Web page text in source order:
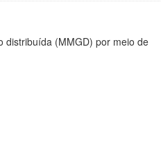
distribuída (MMGD) por meio de